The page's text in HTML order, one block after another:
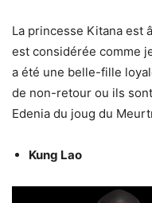
La princesse Kitana est
est considérée comme
a été une belle-fille
de non-retour ou ils
Edenia du joug du
Kung Lao